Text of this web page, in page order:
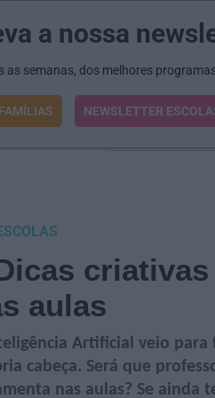
JORNAIS
O que procura?
aulas
Artificial veio para
cabeça. Será que
nas aulas? Se ainda
a nossa
as semanas, dos melhores
NEWSLETTER